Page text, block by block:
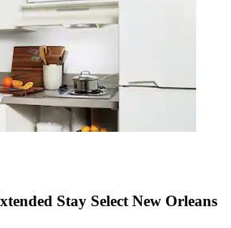
Stay Select New Orleans